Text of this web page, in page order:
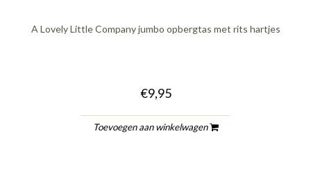
A Lovely Little Company jumbo opbergtas met rits hartjes
€9,95
Toevoegen aan winkelwagen